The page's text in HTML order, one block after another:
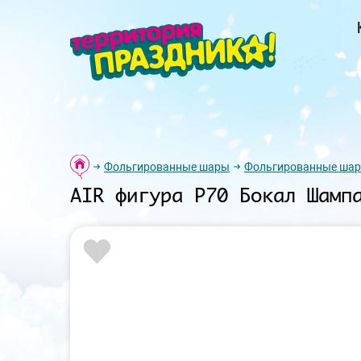
Фольгированные шары Фольгированные
AIR фигура P70 Бокал